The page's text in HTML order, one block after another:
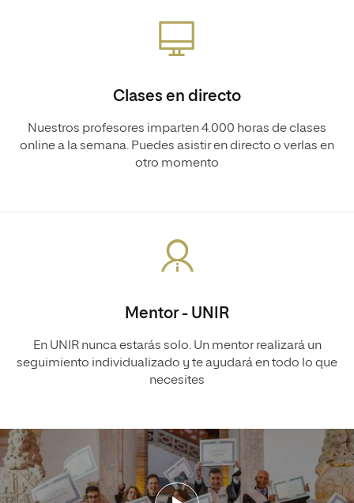
Clases en directo
Nuestros profesores imparten 4.000 horas de clases
online a la semana. Puedes asistir en directo o verlas en
otro momento
Mentor - UNIR
En UNIR nunca estarás solo. Un mentor realizará un
seguimiento individualizado y te ayudará en todo lo que
necesites